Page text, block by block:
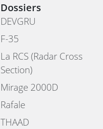
Dossiers
DEVGRU
F-35
La RCS (Radar Cross
Section)
Mirage 2000D
Rafale
THAAD